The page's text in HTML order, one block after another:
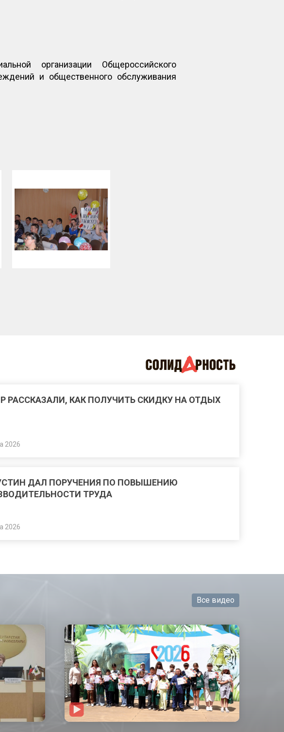
организации Общероссийского
и общественного обслуживания
РАССКАЗАЛИ, КАК ПОЛУЧИТЬ СКИДКУ НА ОТДЫХ
2026
ДАЛ ПОРУЧЕНИЯ ПО ПОВЫШЕНИЮ
ТРУДА
2026
Все видео